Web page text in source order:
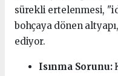
sürekli ertelenmesi,
bohçaya dönen
ediyor.
Isınma Sorunu: